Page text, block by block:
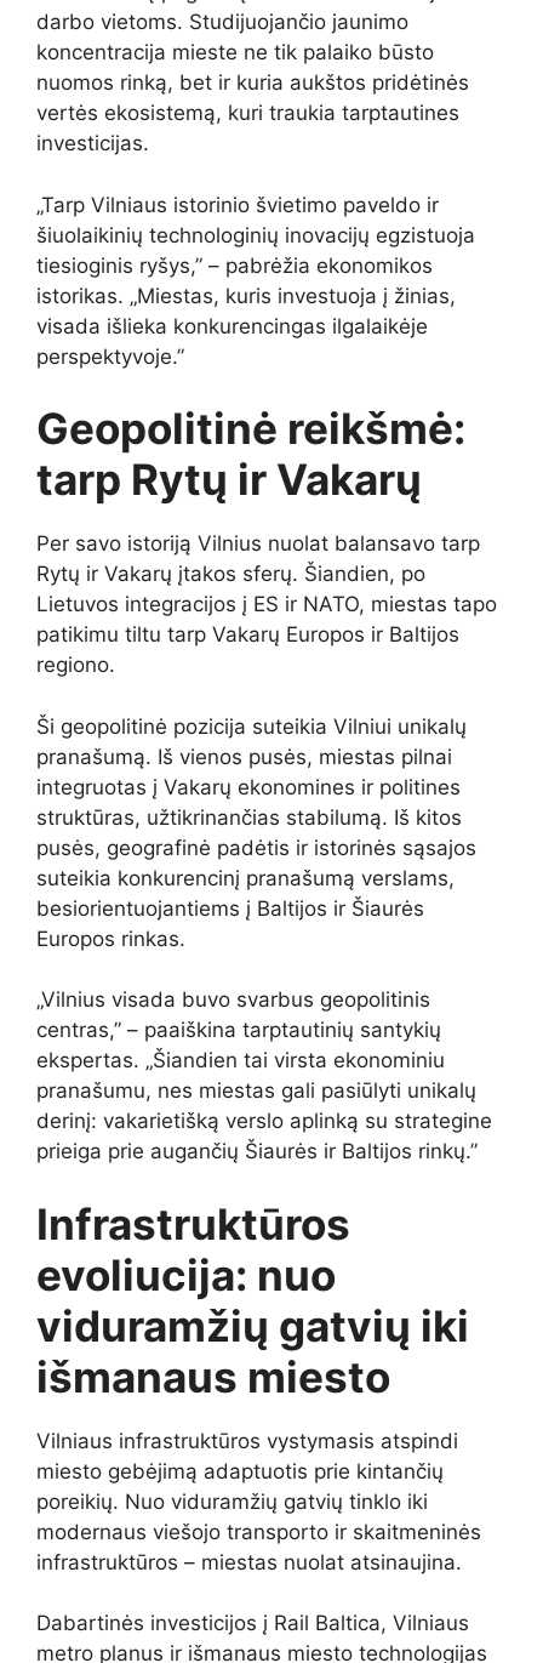
darbo vietoms. Studijuojančio jaunimo
koncentracija mieste ne tik palaiko būsto
nuomos rinką, bet ir kuria aukštos pridėtinės
vertės ekosistemą, kuri traukia tarptautines
investicijas.
„Tarp Vilniaus istorinio švietimo paveldo ir
šiuolaikinių technologinių inovacijų egzistuoja
tiesioginis ryšys,” – pabrėžia ekonomikos
istorikas. „Miestas, kuris investuoja į žinias,
visada išlieka konkurencingas ilgalaikėje
perspektyvoje.”
Geopolitinė reikšmė:
tarp Rytų ir Vakarų
Per savo istoriją Vilnius nuolat balansavo tarp
Rytų ir Vakarų įtakos sferų. Šiandien, po
Lietuvos integracijos į ES ir NATO, miestas tapo
patikimu tiltu tarp Vakarų Europos ir Baltijos
regiono.
Ši geopolitinė pozicija suteikia Vilniui unikalų
pranašumą. Iš vienos pusės, miestas pilnai
integruotas į Vakarų ekonomines ir politines
struktūras, užtikrinančias stabilumą. Iš kitos
pusės, geografinė padėtis ir istorinės sąsajos
suteikia konkurencinį pranašumą verslams,
besiorientuojantiems į Baltijos ir Šiaurės
Europos rinkas.
„Vilnius visada buvo svarbus geopolitinis
centras,” – paaiškina tarptautinių santykių
ekspertas. „Šiandien tai virsta ekonominiu
pranašumu, nes miestas gali pasiūlyti unikalų
derinį: vakarietišką verslo aplinką su strategine
prieiga prie augančių Šiaurės ir Baltijos rinkų.”
Infrastruktūros
evoliucija: nuo
viduramžių gatvių iki
išmanaus miesto
Vilniaus infrastruktūros vystymasis atspindi
miesto gebėjimą adaptuotis prie kintančių
poreikių. Nuo viduramžių gatvių tinklo iki
modernaus viešojo transporto ir skaitmeninės
infrastruktūros – miestas nuolat atsinaujina.
Dabartinės investicijos į Rail Baltica, Vilniaus
metro planus ir išmanaus miesto technologijas